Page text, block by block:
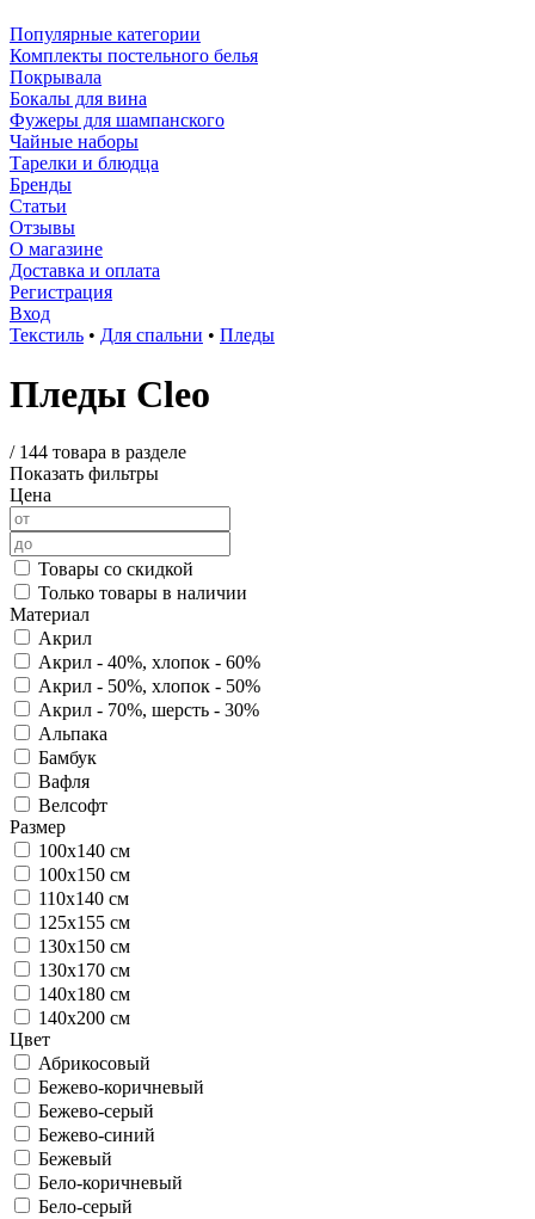
Популярные категории
Комплекты постельного белья
Покрывала
Бокалы для вина
Фужеры для шампанского
Чайные наборы
Тарелки и блюдца
Бренды
Статьи
Отзывы
О магазине
Доставка и оплата
Регистрация
Вход
Текстиль • Для спальни • Пледы
Пледы Cleo
/ 144 товара в разделе
Показать фильтры
Цена
Товары со скидкой
Только товары в наличии
Материал
Акрил
Акрил - 40%, хлопок - 60%
Акрил - 50%, хлопок - 50%
Акрил - 70%, шерсть - 30%
Альпака
Бамбук
Вафля
Велсофт
Размер
100х140 см
100х150 см
110х140 см
125х155 см
130х150 см
130х170 см
140х180 см
140х200 см
Цвет
Абрикосовый
Бежево-коричневый
Бежево-серый
Бежево-синий
Бежевый
Бело-коричневый
Бело-серый